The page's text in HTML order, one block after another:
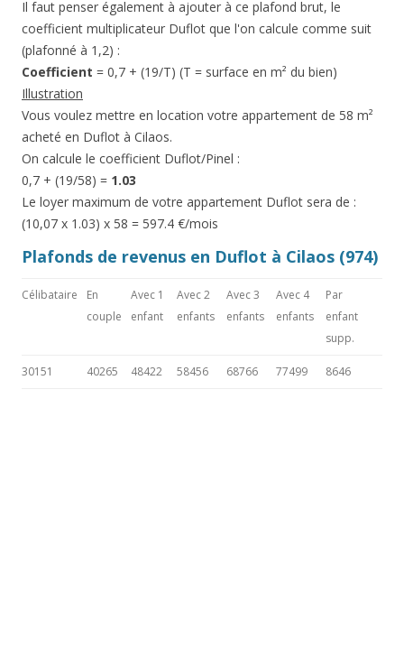
Il faut penser également à ajouter à ce plafond brut, le
coefficient multiplicateur Duflot que l'on calcule comme suit
(plafonné à 1,2) :
Coefficient = 0,7 + (19/T) (T = surface en m² du bien)
Illustration
Vous voulez mettre en location votre appartement de 58 m²
acheté en Duflot à Cilaos.
On calcule le coefficient Duflot/Pinel :
0,7 + (19/58) = 1.03
Le loyer maximum de votre appartement Duflot sera de :
(10,07 x 1.03) x 58 = 597.4 €/mois
Plafonds de revenus en Duflot à Cilaos (974)
Célibataire
En
couple
Avec 1
enfant
Avec 2
enfants
Avec 3
enfants
Avec 4
enfants
Par
enfant
supp.
30151 40265 48422 58456 68766 77499 8646